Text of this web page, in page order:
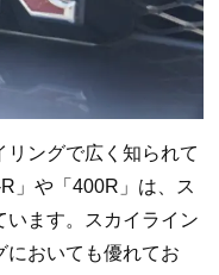
リングで広く知られて
」や「400R」は、ス
います。スカイライン
においても優れてお